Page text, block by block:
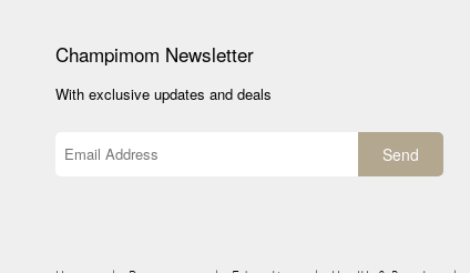
Champimom Newsletter
With exclusive updates and deals
Send